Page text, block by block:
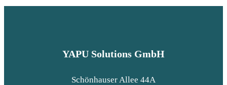
YAPU Solutions GmbH
Schönhauser Allee 44A